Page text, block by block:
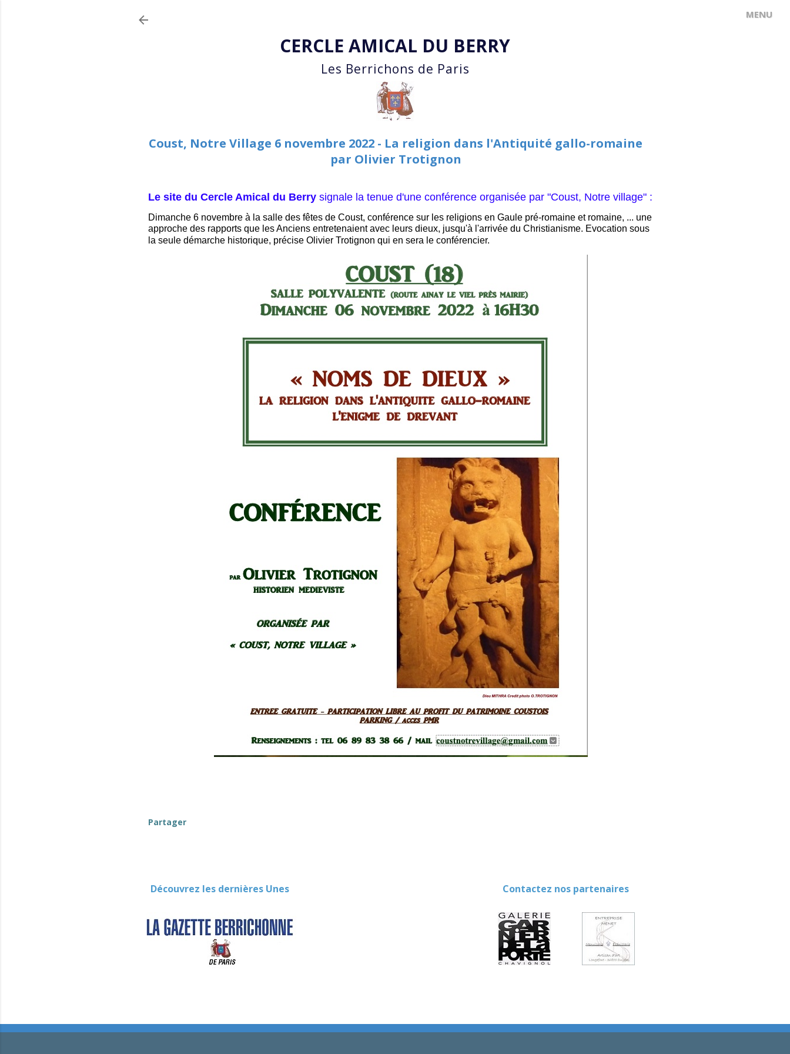
CERCLE AMICAL DU BERRY
Les Berrichons de Paris
Coust, Notre Village 6 novembre 2022 - La religion dans l'Antiquité gallo-romaine
par Olivier Trotignon
Le site du Cercle Amical du Berry signale la tenue d'une conférence organisée par "Coust, Notre village" :
Dimanche 6 novembre à la salle des fêtes de Coust, conférence sur les religions en Gaule pré-romaine et romaine, ... une
approche des rapports que les Anciens entretenaient avec leurs dieux, jusqu'à l'arrivée du Christianisme. Evocation sous
la seule démarche historique, précise Olivier Trotignon qui en sera le conférencier.
Partager
Découvrez les dernières Unes Contactez nos partenaires